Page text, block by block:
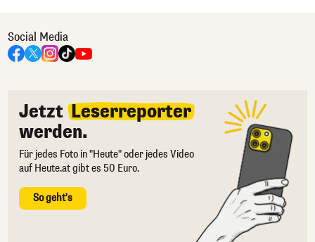
Social Media
Jetzt Leserreporter
werden.
Für jedes Foto in "Heute" oder jedes Video
auf Heute.at gibt es 50 Euro.
So geht's